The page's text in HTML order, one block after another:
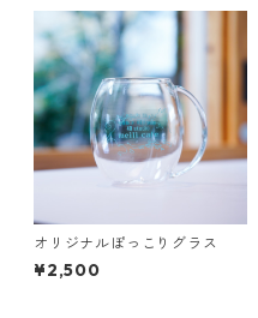
オリジナルぽっこりグラス
¥2,500